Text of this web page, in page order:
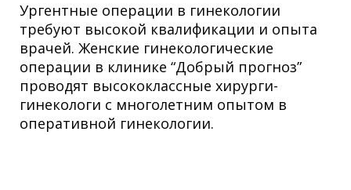
Ургентные операции в гинекологии
требуют высокой квалификации и опыта
врачей. Женские гинекологические
операции в клинике “Добрый прогноз”
проводят высококлассные хирурги-
гинекологи с многолетним опытом в
оперативной гинекологии.